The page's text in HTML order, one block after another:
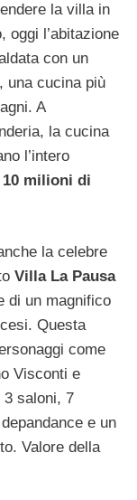
la villa in
oggi l’abitazione
con un
una cucina più
A
la cucina
l’intero
10 milioni di
la celebre
Villa La Pausa
di un magnifico
Questa
come
Visconti e
3 saloni, 7
e un
Valore della